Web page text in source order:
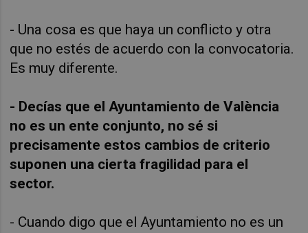
- Una cosa es que haya un conflicto y otra
que no estés de acuerdo con la convocatoria.
Es muy diferente.
- Decías que el Ayuntamiento de València
no es un ente conjunto, no sé si
precisamente estos cambios de criterio
suponen una cierta fragilidad para el
sector.
- Cuando digo que el Ayuntamiento no es un